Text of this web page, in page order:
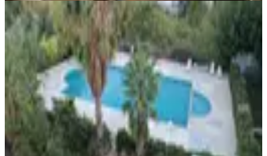
YENİ
Güzeloba'da Orman Ve Deniz
Manzaralı, Havuzlu Sitede Eşyalı 2+1
Muratpaşa, Güzeloba Mahallesi
2+1
80 m²· 3. Kat ·07.08.2026
40.000 ₺
Coldwell Banker Axis ÇAĞATAY GÖKSEL AVCI